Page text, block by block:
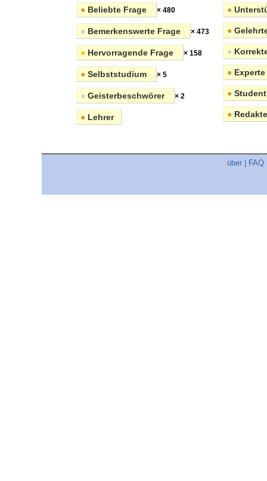
● Beliebte Frage × 480
● Bemerkenswerte Frage × 473
● Hervorragende Frage × 158
● Selbststudium × 5
● Geisterbeschwörer × 2
● Lehrer
●
●
●
● Experte
● Student
●
über FAQ